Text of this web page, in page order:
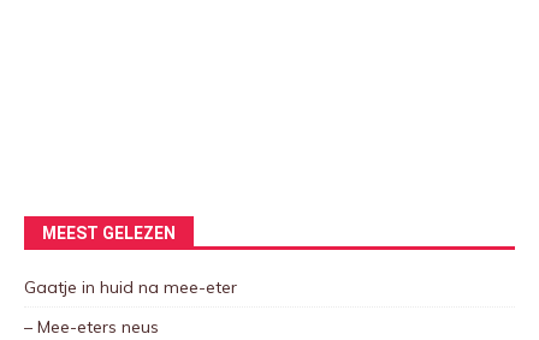
MEEST GELEZEN
Gaatje in huid na mee-eter
– Mee-eters neus